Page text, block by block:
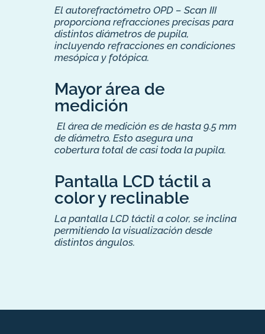
El autorefractómetro OPD – Scan III
proporciona refracciones precisas para
distintos diámetros de pupila,
incluyendo refracciones en condiciones
mesópica y fotópica.
Mayor área de
medición
El área de medición es de hasta 9.5 mm
de diámetro. Esto asegura una
cobertura total de casi toda la pupila.
Pantalla LCD táctil a
color y reclinable
La pantalla LCD táctil a color, se inclina
permitiendo la visualización desde
distintos ángulos.